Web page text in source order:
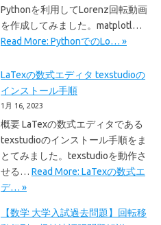
Pythonを利用してLorenz回転動画
を作成してみました。matplotl…
Read More: PythonでのLo… »
LaTexの数式エディタ texstudioの
インストール手順
1月 16, 2023
概要 LaTexの数式エディタである
texstudioのインストール手順をま
とてみました。texstudioを動作さ
せる… Read More: LaTexの数式エ
デ… »
【数学 大学入試過去問題】回転移